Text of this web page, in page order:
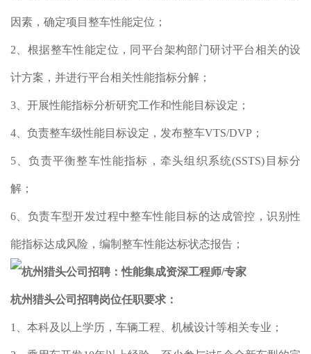
因素，确定项目整车性能定位；
2、根据整车性能定位，同平台架构部门研讨平台相关的设
计方案，并进行平台相关性能指标分解；
3、开展性能指标分析研究工作和性能目标设定；
4、负责整车级性能目标设定，发布整车VTS/DVP；
5、负责平衡整车性能指标，牵头组织系统(SSTS)目标分
解；
6、负责车型开发过程中整车性能目标的达成管控，识别性
能指标达成风险，编制整车性能达标状态报告；
杭州猎头公司招聘岗位任职要求：
1、本科及以上学历，车辆工程、机械设计等相关专业；